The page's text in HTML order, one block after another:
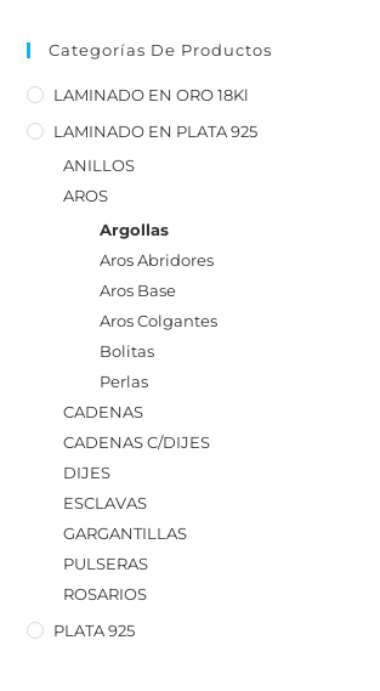
Categorías De Productos
LAMINADO EN ORO 18Kl
LAMINADO EN PLATA 925
ANILLOS
AROS
Argollas
Aros Abridores
Aros Base
Aros Colgantes
Bolitas
Perlas
CADENAS
CADENAS C/DIJES
DIJES
ESCLAVAS
GARGANTILLAS
PULSERAS
ROSARIOS
PLATA 925